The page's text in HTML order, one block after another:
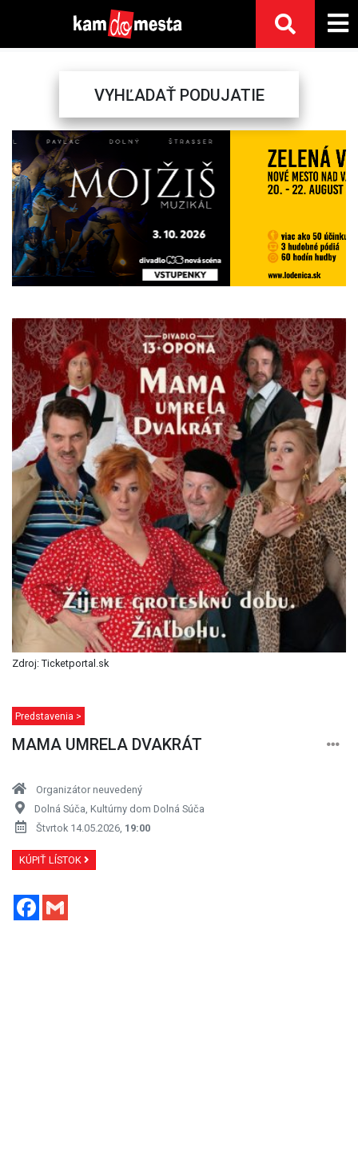
VYHĽADAŤ PODUJATIE
Previous
Zdroj: Ticketportal.sk
Predstavenia >
MAMA UMRELA DVAKRÁT
Organizátor neuvedený
Dolná Súča, Kultúrny dom Dolná Súča
Štvrtok 14.05.2026, 19:00
KÚPIŤ LÍSTOK
Facebook